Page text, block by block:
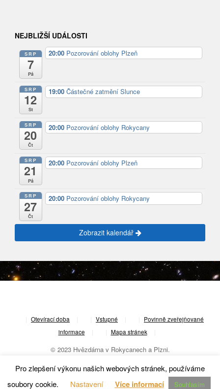
NEJBLIŽŠÍ UDÁLOSTI
SRP
7
Pá
20:00 Pozorování oblohy Plzeň
SRP
12
St
19:00 Částečné zatmění Slunce
SRP
20
Čt
20:00 Pozorování oblohy Rokycany
SRP
21
Pá
20:00 Pozorování oblohy Plzeň
SRP
27
Čt
20:00 Pozorování oblohy Rokycany
Zobrazit kalendář
Otevírací doba Vstupné
Povinně zveřejňované
informace
Mapa stránek
© 2023 Hvězdárna v Rokycanech a Plzni.
Pro zlepšení výkonu našich webových stránek, používáme
soubory cookie.
Nastavení Více informací Souhlasím